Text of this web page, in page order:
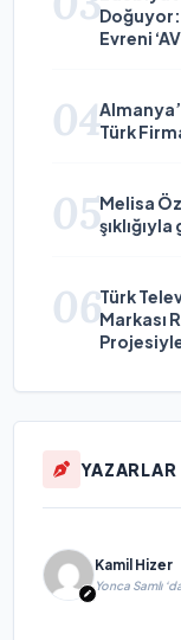
Doğuyor:
Evreni
04Türk
05Melisa
06Türk
Markası
YAZARLAR
Kamil Hizer
Yonca Samlı
yayımlandı